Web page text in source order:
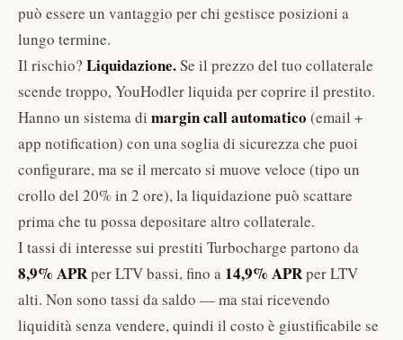
può essere un vantaggio per chi gestisce posizioni a
lungo termine.
Il rischio? Liquidazione.Se il prezzo del tuo collaterale
scende troppo, YouHodler liquida per coprire il prestito.
Hanno un sistema di margin call automatico (email +
app notification) con una soglia di sicurezza che puoi
configurare, ma se il mercato si muove veloce (tipo un
crollo del 20% in 2 ore), la liquidazione può scattare
prima che tu possa depositare altro collaterale.
I tassi di interesse sui prestiti Turbocharge partono da
8,9% APRper LTV bassi, fino a 14,9% APRper LTV
alti. Non sono tassi da saldo — ma stai ricevendo
liquidità senza vendere, quindi il costo è giustificabile se